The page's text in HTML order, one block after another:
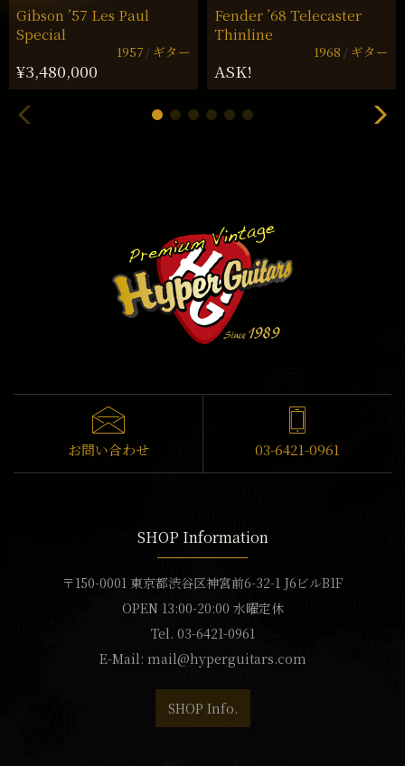
Gibson ’57 Les Paul
Special
1957 ギター
¥3,480,000
Fender ’68 Telecaster
Thinline
1968 ギター
ASK!
お問い合わせ 03-6421-0961
SHOP Information
〒150-0001 東京都渋谷区神宮前6-32-1 J6ビルB1F
OPEN 13:00-20:00 水曜定休
Tel. 03-6421-0961
E-Mail: mail@hyperguitars.com
SHOP Info.